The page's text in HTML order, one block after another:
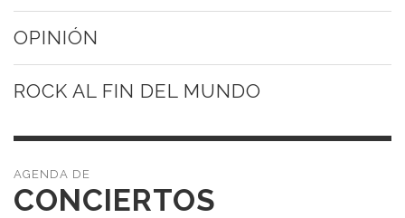
OPINIÓN
ROCK AL FIN DEL MUNDO
CONCIERTOS